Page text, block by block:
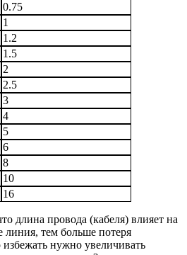
0.75
1
1.2
1.5
2
2.5
3
4
5
6
8
10
16
длина провода (кабеля) влияет на
тем больше потеря
нужно увеличивать